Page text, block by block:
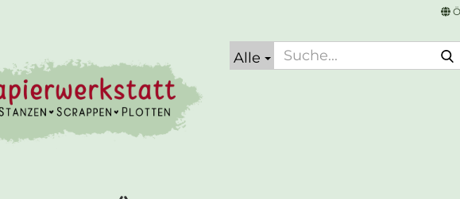
Alle